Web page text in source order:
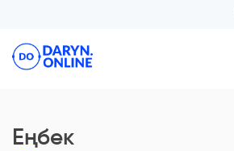
Еңбек